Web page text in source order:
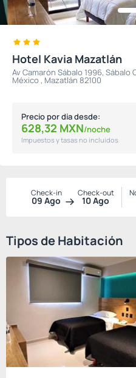
Hotel Kavia Mazatlán
Av Camarón Sábalo 1996, Sábalo
México , Mazatlán 82100
Precio por día desde:
628,32 MXN/noche
Impuestos y tasas no incluidos
Check-in
09 Ago
Check-out
10 Ago
Tipos de Habitación